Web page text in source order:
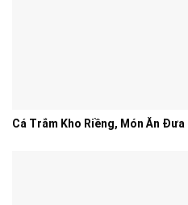
Cá Trắm Kho Riềng, Món Ăn Đưa